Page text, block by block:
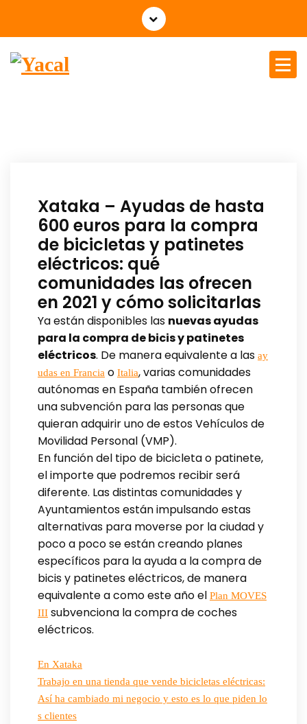
Xataka – Ayudas de hasta
600 euros para la compra
de bicicletas y patinetes
eléctricos: qué
comunidades las ofrecen
en 2021 y cómo solicitarlas
Ya están disponibles las nuevas ayudas
para la compra de bicis y patinetes
eléctricos. De manera equivalente a las ay
udas en Francia o Italia, varias comunidades
autónomas en España también ofrecen
una subvención para las personas que
quieran adquirir uno de estos Vehículos de
Movilidad Personal (VMP).
En función del tipo de bicicleta o patinete,
el importe que podremos recibir será
diferente. Las distintas comunidades y
Ayuntamientos están impulsando estas
alternativas para moverse por la ciudad y
poco a poco se están creando planes
específicos para la ayuda a la compra de
bicis y patinetes eléctricos, de manera
equivalente a como este año el Plan MOVES
III subvenciona la compra de coches
eléctricos.
En Xataka
Trabajo en una tienda que vende bicicletas eléctricas:
Así ha cambiado mi negocio y esto es lo que piden lo
s clientes